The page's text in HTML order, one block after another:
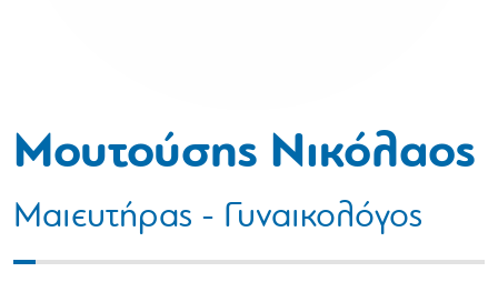
Μουτούσης Νικόλαος
Μαιευτήρας - Γυναικολόγος